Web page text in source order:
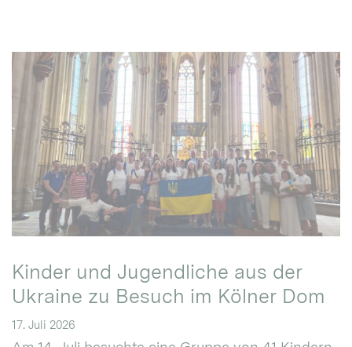
Kinder und Jugendliche aus der
Ukraine zu Besuch im Kölner Dom
17. Juli 2026